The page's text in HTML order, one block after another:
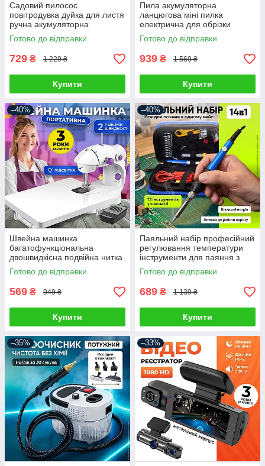
Садовий пилосос
повітродувка дуйка для листя
ручна акумуляторна
бездротова потужна
портативна
Готово до відправки
729 ₴ 1 229 ₴
Купити
Пила акумуляторна
ланцюгова міні пилка
електрична для обрізки
дерев розпил дров чорна 2
акумулятори
Готово до відправки
939 ₴ 1 569 ₴
Купити
–40%
Швейна машинка
багатофункціональна
двошвидкісна подвійна нитка
переносна з педаллю на
батарейках
Готово до відправки
569 ₴ 949 ₴
Купити
–40%
Паяльний набір професійний
регулювання температури
інструменти для паяння з
цифровим паяльником
Готово до відправки
689 ₴ 1 139 ₴
Купити
–35% –33%